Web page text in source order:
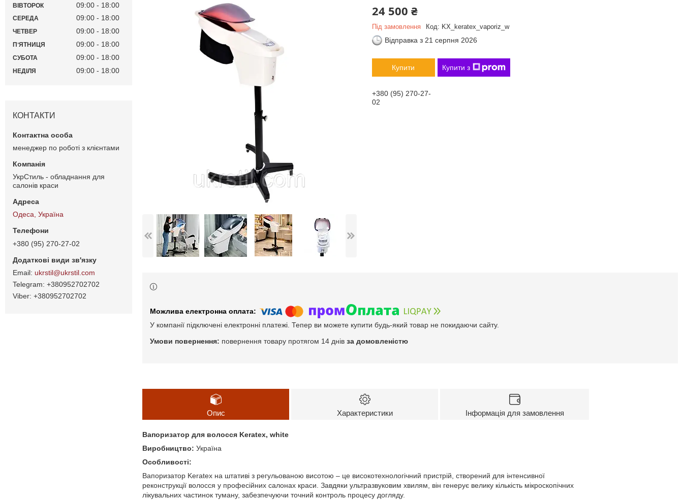
24 500 ₴
Під замовлення Код: KX_keratex_vaporiz_w
Відправка з 21 серпня 2026
Купити Купити з
+380 (95) 270-27-
02
У компанії підключені електронні платежі. Тепер ви можете купити будь-який товар не покидаючи сайту.
повернення товару протягом 14 днів за домовленістю
Опис Характеристики Інформація для замовлення
Вапоризатор для волосся Keratex, white
Виробництво: Україна
Особливості:
Вапоризатор Keratex на штативі з регульованою висотою – це високотехнологічний пристрій, створений для інтенсивної
реконструкції волосся у професійних салонах краси. Завдяки ультразвуковим хвилям, він генерує велику кількість мікроскопічних
лікувальних частинок туману, забезпечуючи точний контроль процесу догляду.
ВІВТОРОК 09:00 18:00
СЕРЕДА 09:00 18:00
ЧЕТВЕР 09:00 18:00
ПʼЯТНИЦЯ 09:00 18:00
СУБОТА 09:00 18:00
НЕДІЛЯ 09:00 18:00
КОНТАКТИ
менеджер по роботі з клієнтами
УкрСтиль - обладнання для
салонів краси
Одеса, Україна
+380 (95) 270-27-02
ukrstil@ukrstil.com
+380952702702
+380952702702